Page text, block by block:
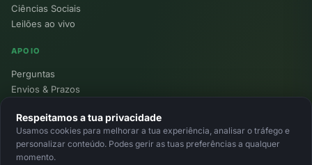
Ciências Sociais
Leilões ao vivo
APOIO
Perguntas
Envios & Prazos
Devoluções
Minha Conta
Respeitamos a tua privacidade
Usamos cookies para melhorar a tua experiência, analisar o tráfego e
personalizar conteúdo. Podes gerir as tuas preferências a qualquer
momento.